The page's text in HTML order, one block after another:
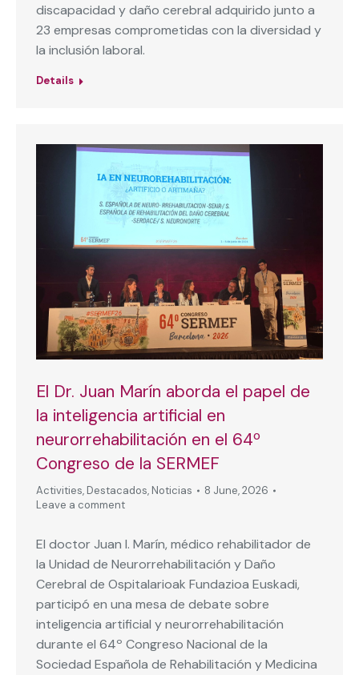
discapacidad y daño cerebral adquirido junto a
23 empresas comprometidas con la diversidad y
la inclusión laboral.
Details
El Dr. Juan Marín aborda el papel de
la inteligencia artificial en
neurorrehabilitación en el 64º
Congreso de la SERMEF
Activities, Destacados, Noticias
8 June, 2026
Leave a comment
El doctor Juan I. Marín, médico rehabilitador de
la Unidad de Neurorrehabilitación y Daño
Cerebral de Ospitalarioak Fundazioa Euskadi,
participó en una mesa de debate sobre
inteligencia artificial y neurorrehabilitación
durante el 64º Congreso Nacional de la
Sociedad Española de Rehabilitación y Medicina